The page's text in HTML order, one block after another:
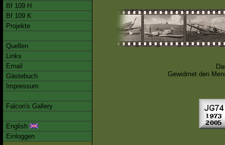
Bf 109 H
Bf 109 K
Projekte
Quellen
Links
Email
Gästebuch
Impressum
Falcon's Gallery
English
Einloggen
Gewidmet den